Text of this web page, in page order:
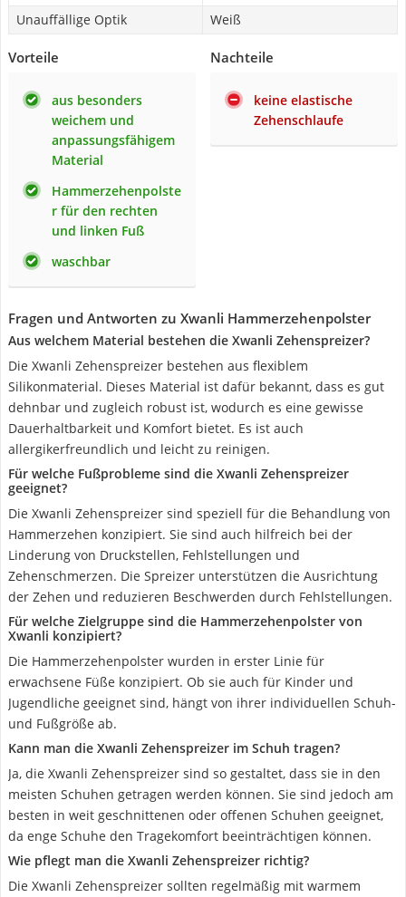
Unauffällige Optik Weiß
Vorteile
aus besonders
weichem und
anpassungsfähigem
Material
Hammerzehenpolste
r für den rechten
und linken Fuß
waschbar
Nachteile
keine elastische
Zehenschlaufe
Fragen und Antworten zu Xwanli Hammerzehenpolster
Aus welchem Material bestehen die Xwanli Zehenspreizer?
Die Xwanli Zehenspreizer bestehen aus flexiblem
Silikonmaterial. Dieses Material ist dafür bekannt, dass es gut
dehnbar und zugleich robust ist, wodurch es eine gewisse
Dauerhaltbarkeit und Komfort bietet. Es ist auch
allergikerfreundlich und leicht zu reinigen.
Für welche Fußprobleme sind die Xwanli Zehenspreizer
geeignet?
Die Xwanli Zehenspreizer sind speziell für die Behandlung von
Hammerzehen konzipiert. Sie sind auch hilfreich bei der
Linderung von Druckstellen, Fehlstellungen und
Zehenschmerzen. Die Spreizer unterstützen die Ausrichtung
der Zehen und reduzieren Beschwerden durch Fehlstellungen.
Für welche Zielgruppe sind die Hammerzehenpolster von
Xwanli konzipiert?
Die Hammerzehenpolster wurden in erster Linie für
erwachsene Füße konzipiert. Ob sie auch für Kinder und
Jugendliche geeignet sind, hängt von ihrer individuellen Schuh-
und Fußgröße ab.
Kann man die Xwanli Zehenspreizer im Schuh tragen?
Ja, die Xwanli Zehenspreizer sind so gestaltet, dass sie in den
meisten Schuhen getragen werden können. Sie sind jedoch am
besten in weit geschnittenen oder offenen Schuhen geeignet,
da enge Schuhe den Tragekomfort beeinträchtigen können.
Wie pflegt man die Xwanli Zehenspreizer richtig?
Die Xwanli Zehenspreizer sollten regelmäßig mit warmem